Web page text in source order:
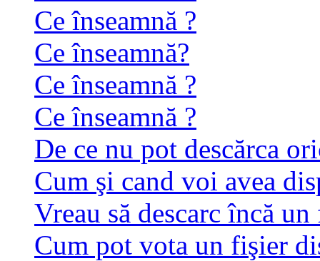
Ce înseamnă ?
Ce înseamnă?
Ce înseamnă ?
Ce înseamnă ?
De ce nu pot descărca
Cum şi cand voi avea
Vreau să descarc încă
Cum pot vota un fişier